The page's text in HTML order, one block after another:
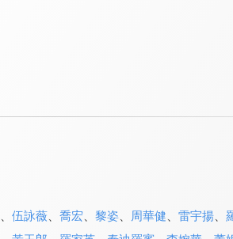
伍詠薇、 喬宏 黎姿、 周華健 雷宇揚、